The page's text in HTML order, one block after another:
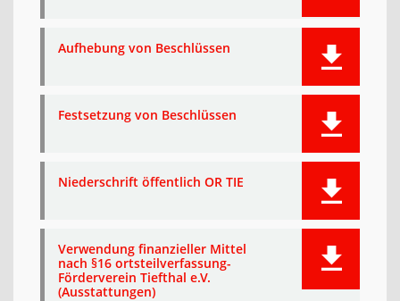
Aufhebung von Beschlüssen
Festsetzung von Beschlüssen
Niederschrift öffentlich OR TIE
Verwendung finanzieller Mittel
nach §16 ortsteilverfassung-
Förderverein Tiefthal e.V.
(Ausstattungen)